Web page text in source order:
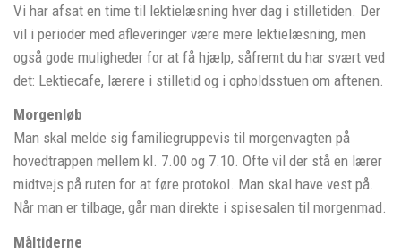
Vi har afsat en time til lektielæsning hver dag i stilletiden. Der
vil i perioder med afleveringer være mere lektielæsning, men
også gode muligheder for at få hjælp, såfremt du har svært ved
det: Lektiecafe, lærere i stilletid og i opholdsstuen om aftenen.
Morgenløb
Man skal melde sig familiegruppevis til morgenvagten på
hovedtrappen mellem kl. 7.00 og 7.10. Ofte vil der stå en lærer
midtvejs på ruten for at føre protokol. Man skal have vest på.
Når man er tilbage, går man direkte i spisesalen til morgenmad.
Måltiderne